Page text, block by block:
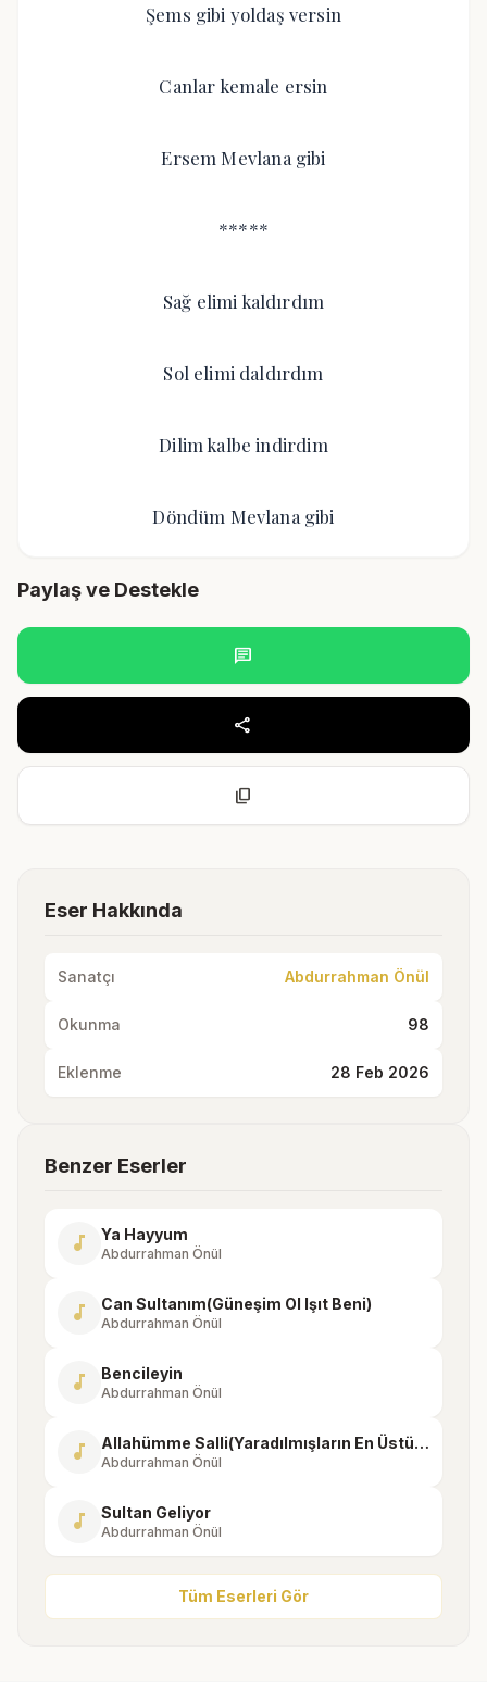
Şems gibi yoldaş versin
Canlar kemale ersin
Ersem Mevlana gibi
*****
Sağ elimi kaldırdım
Sol elimi daldırdım
Dilim kalbe indirdim
Döndüm Mevlana gibi
Paylaş ve Destekle
chat
share
content_copy
Eser Hakkında
Sanatçı Abdurrahman Önül
Okunma 98
Eklenme 28 Feb 2026
Benzer Eserler
music_note Ya Hayyum
Abdurrahman Önül
music_note Can Sultanım(Güneşim Ol Işıt Beni)
Abdurrahman Önül
music_note Bencileyin
Abdurrahman Önül
music_note Allahümme Salli(Yaradılmışların En Üstünü)
Abdurrahman Önül
music_note Sultan Geliyor
Abdurrahman Önül
Tüm Eserleri Gör